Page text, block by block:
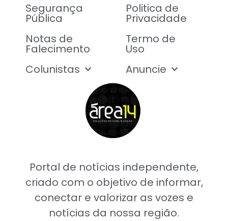
Portal de notícias independente,
criado com o objetivo de informar,
conectar e valorizar as vozes e
notícias da nossa região.
Segurança
Pública
Notas de
Falecimento
Colunistas
Politica de
Privacidade
Termo de
Uso
Anuncie